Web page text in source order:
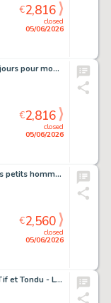
closed
05/06/2026
€2,816
TURK (né en 1947) Clifton - 7 jours pour mourir Technique...
closed
05/06/2026
€2,816
Pierre SERON (1942-2017) Les petits hommes - La planète...
closed
05/06/2026
€2,560
Alain SIKORSKI (1959-2025) Tif et Tondu - L'assassin...